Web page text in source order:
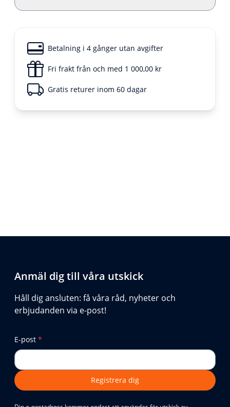
Betalning i 4 gånger utan avgifter
Fri frakt från och med 1 000,00 kr
Gratis returer inom 60 dagar
Anmäl dig till våra utskick
Håll dig ansluten: få våra råd, nyheter och
erbjudanden via e-post!
E-post *
Registrera dig